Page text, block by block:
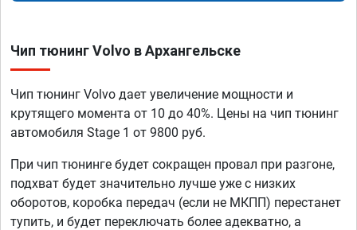
Чип тюнинг Volvo в Архангельске
Чип тюнинг Volvo дает увеличение мощности и
крутящего момента от 10 до 40%. Цены на чип тюнинг
автомобиля Stage 1 от 9800 руб.
При чип тюнинге будет сокращен провал при разгоне,
подхват будет значительно лучше уже с низких
оборотов, коробка передач (если не МКПП) перестанет
тупить, и будет переключать более адекватно, а